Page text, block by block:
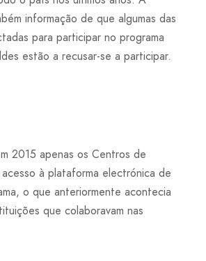
informação de que algumas das
para participar no programa
estão a recusar-se a participar.
2015 apenas os Centros de
à plataforma electrónica de
o que anteriormente acontecia
que colaboravam nas